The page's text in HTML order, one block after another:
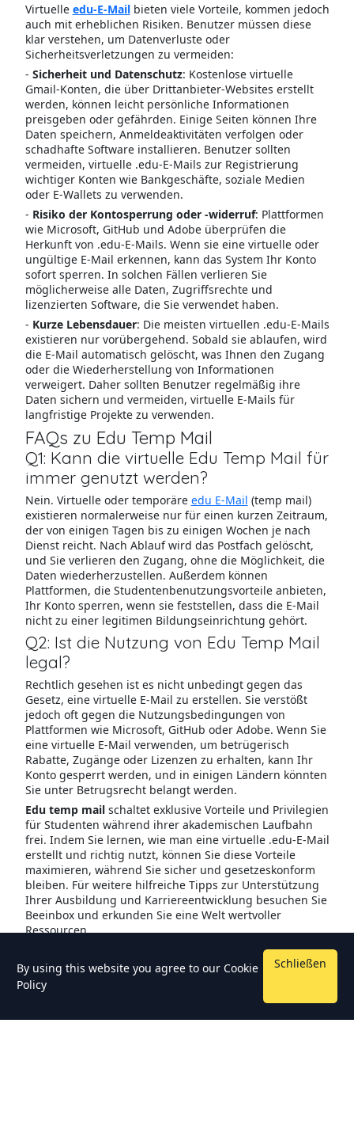
Virtuelle edu-E-Mailbieten viele Vorteile, kommen jedoch
auch mit erheblichen Risiken. Benutzer müssen diese
klar verstehen, um Datenverluste oder
Sicherheitsverletzungen zu vermeiden:
- Sicherheit und Datenschutz: Kostenlose virtuelle
Gmail-Konten, die über Drittanbieter-Websites erstellt
werden, können leicht persönliche Informationen
preisgeben oder gefährden. Einige Seiten können Ihre
Daten speichern, Anmeldeaktivitäten verfolgen oder
schadhafte Software installieren. Benutzer sollten
vermeiden, virtuelle .edu-E-Mails zur Registrierung
wichtiger Konten wie Bankgeschäfte, soziale Medien
oder E-Wallets zu verwenden.
- Risiko der Kontosperrung oder -widerruf: Plattformen
wie Microsoft, GitHub und Adobe überprüfen die
Herkunft von .edu-E-Mails. Wenn sie eine virtuelle oder
ungültige E-Mail erkennen, kann das System Ihr Konto
sofort sperren. In solchen Fällen verlieren Sie
möglicherweise alle Daten, Zugriffsrechte und
lizenzierten Software, die Sie verwendet haben.
- Kurze Lebensdauer: Die meisten virtuellen .edu-E-Mails
existieren nur vorübergehend. Sobald sie ablaufen, wird
die E-Mail automatisch gelöscht, was Ihnen den Zugang
oder die Wiederherstellung von Informationen
verweigert. Daher sollten Benutzer regelmäßig ihre
Daten sichern und vermeiden, virtuelle E-Mails für
langfristige Projekte zu verwenden.
FAQs zu Edu Temp Mail
Q1: Kann die virtuelle Edu Temp Mail für
immer genutzt werden?
Nein. Virtuelle oder temporäre edu E-Mail (temp mail)
existieren normalerweise nur für einen kurzen Zeitraum,
der von einigen Tagen bis zu einigen Wochen je nach
Dienst reicht. Nach Ablauf wird das Postfach gelöscht,
und Sie verlieren den Zugang, ohne die Möglichkeit, die
Daten wiederherzustellen. Außerdem können
Plattformen, die Studentenbenutzungsvorteile anbieten,
Ihr Konto sperren, wenn sie feststellen, dass die E-Mail
nicht zu einer legitimen Bildungseinrichtung gehört.
Q2: Ist die Nutzung von Edu Temp Mail
legal?
Rechtlich gesehen ist es nicht unbedingt gegen das
Gesetz, eine virtuelle E-Mail zu erstellen. Sie verstößt
jedoch oft gegen die Nutzungsbedingungen von
Plattformen wie Microsoft, GitHub oder Adobe. Wenn Sie
eine virtuelle E-Mail verwenden, um betrügerisch
Rabatte, Zugänge oder Lizenzen zu erhalten, kann Ihr
Konto gesperrt werden, und in einigen Ländern könnten
Sie unter Betrugsrecht belangt werden.
Edu temp mailschaltet exklusive Vorteile und Privilegien
für Studenten während ihrer akademischen Laufbahn
frei. Indem Sie lernen, wie man eine virtuelle .edu-E-Mail
erstellt und richtig nutzt, können Sie diese Vorteile
maximieren, während Sie sicher und gesetzeskonform
bleiben. Für weitere hilfreiche Tipps zur Unterstützung
Ihrer Ausbildung und Karriereentwicklung besuchen Sie
Beeinbox und erkunden Sie eine Welt wertvoller
Ressourcen
By using this website you agree to our Cookie
Policy
Schließen